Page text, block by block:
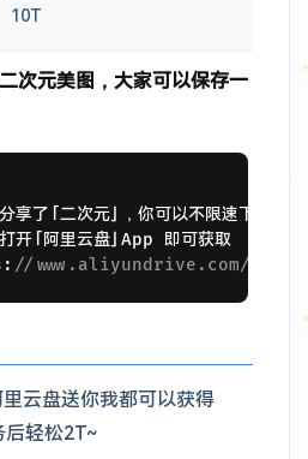
10T
次元美图，大家可以保存一
//www.aliyundrive.com/s/
云盘送你我都可以获得
后轻松2T~